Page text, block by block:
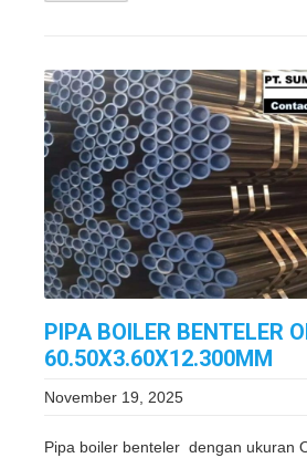
PIPA BOILER BENTELER
60.50X3.60X12.300MM
November 19, 2025
Pipa boiler benteler dengan ukuran